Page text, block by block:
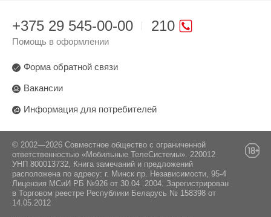
210
+375 29 545-00-00
Помощь в оформлении
Форма обратной связи
Вакансии
Информация для потребителей
© 2002—2026 Совместное общество с ограниченной
ответственностью «Мобильные ТелеСистемы». 220012
УНП 800013732, Книга замечаний и предложений
расположена по адресу: г. Минск пр. Независимости, 95-4
Лицензия МСиИ РБ №926 от 30.04 .2004. Зарегистрирован
в Торговом реестре Республики Беларусь № 158398 от
14.05.2012